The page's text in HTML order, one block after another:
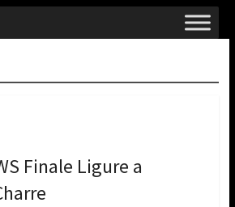
Finale Ligure a